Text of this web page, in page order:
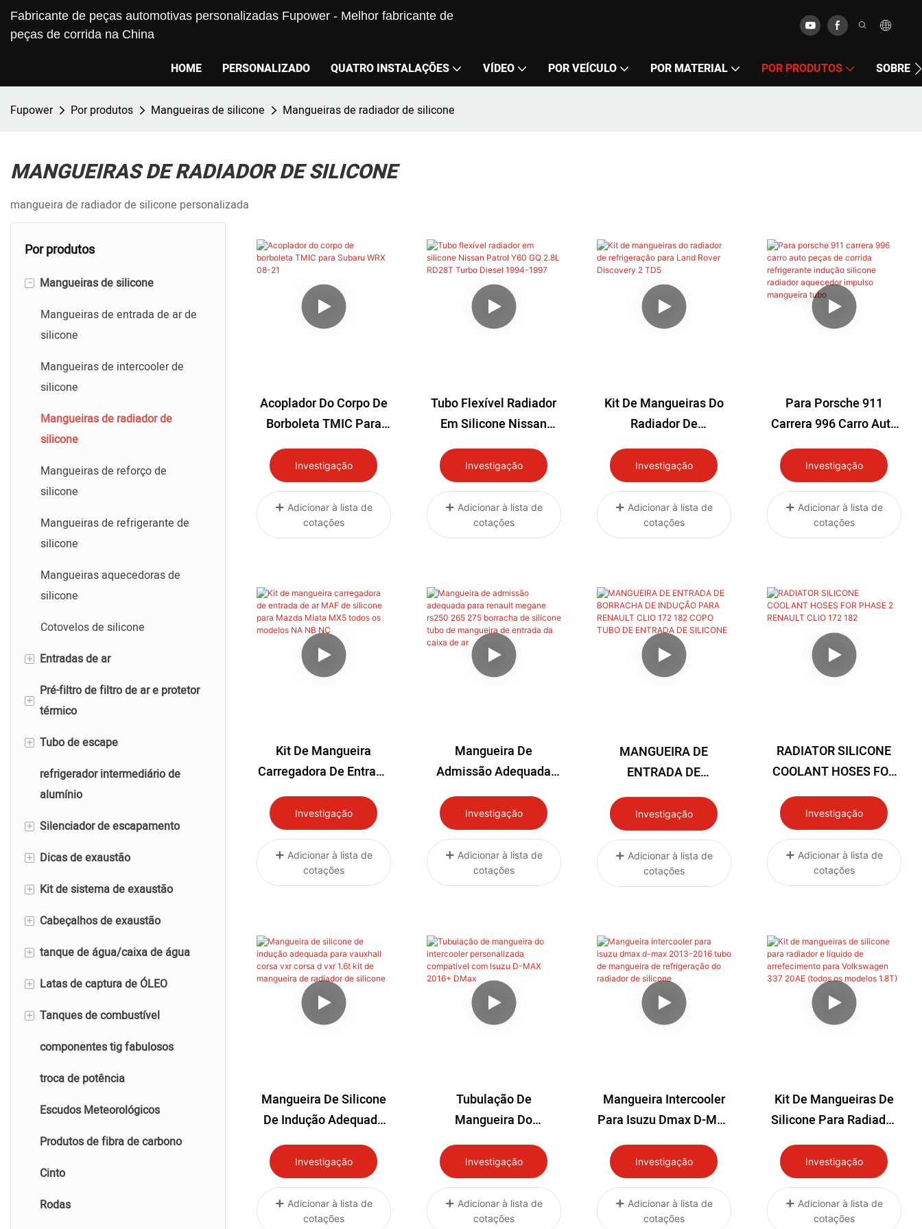
Fabricante de peças automotivas personalizadas Fupower - Melhor fabricante de
peças de corrida na China
HOME PERSONALIZADO QUATRO INSTALAÇÕES VÍDEO POR VEÍCULO POR MATERIAL POR PRODUTOS SOBRE
Fupower Por produtos Mangueiras de silicone Mangueiras de radiador de silicone
MANGUEIRAS DE RADIADOR DE SILICONE
mangueira de radiador de silicone personalizada
Por produtos
-
Mangueiras de silicone
Mangueiras de entrada de ar de
silicone
Mangueiras de intercooler de
silicone
Mangueiras de radiador de
silicone
Mangueiras de reforço de
silicone
Mangueiras de refrigerante de
silicone
Mangueiras aquecedoras de
silicone
Cotovelos de silicone
+ Entradas de ar
Tubo de admissão de titânio
alumínio
entrada de ar de fibra de
carbono
+
Pré-filtro de filtro de ar e protetor
térmico
Filtros de ar de desempenho
Escudo térmico de exaustão
+ Tubo de escape
Tubo de escape de titânio
inoxidável
Tubo de escape de alumínio
refrigerador intermediário de
alumínio
+ Silenciador de escapamento
Silenciador de escape de titânio
Silenciador de exaustão de aço
+ Dicas de exaustão
Pontas de escape de titânio
Pontas de exaustão de aço
Pontas de exaustão de alumínio
+ Kit de sistema de exaustão
Sistema de exaustão de titânio
Sistema de exaustão de aço
+ Cabeçalhos de exaustão
Cabeçalhos de exaustão de
inoxidável
Cabeçalhos de exaustão de
alumínio
+ tanque de água/caixa de água
Tanque de água de alumínio
Caixa d'água de titânio
+ Latas de captura de ÓLEO
Latas de captura de alumínio
Latas de captura de titânio
+ Tanques de combustível
Tanques de combustível de
componentes tig fabulosos
troca de potência
Escudos Meteorológicos
Produtos de fibra de carbono
Cinto
Rodas
Acoplador Do Corpo De
Borboleta TMIC Para
Subaru WRX 08-21
Investigação
Adicionar à lista de
cotações
Tubo Flexível Radiador
Em Silicone Nissan
Patrol Y60 GQ 2.8L
RD28T Turbo Diesel
1994-1997
Investigação
Adicionar à lista de
cotações
Kit De Mangueiras Do
Radiador De
Refrigeração Para Land
Rover Discovery 2 TD5
Investigação
Adicionar à lista de
cotações
Para Porsche 911
Carrera 996 Carro Auto
Peças De Corrida
Refrigerante Indução
Silicone Radiador
Aquecedor Impulso
Mangueira Tubo
Investigação
Adicionar à lista de
cotações
Kit De Mangueira
Carregadora De Entrada
De Ar MAF De Silicone
Para Mazda Miata MX5
Todos Os Modelos NA
NB NC
Investigação
Adicionar à lista de
cotações
Mangueira De
Admissão Adequada
Para Renault Megane
Rs250 265 275 Borracha
De Silicone Tubo De
Mangueira De Entrada
Da Caixa De Ar
Investigação
Adicionar à lista de
cotações
MANGUEIRA DE
ENTRADA DE
BORRACHA DE
INDUÇÃO PARA
RENAULT CLIO 172 182
COPO TUBO DE
ENTRADA DE SILICONE
Investigação
Adicionar à lista de
cotações
RADIATOR SILICONE
COOLANT HOSES FOR
PHASE 2 RENAULT CLIO
172 182
Investigação
Adicionar à lista de
cotações
Mangueira De Silicone
De Indução Adequada
Para Vauxhall Corsa Vxr
Corsa D Vxr 1.6t Kit De
Mangueira De Radiador
De Silicone
Investigação
Adicionar à lista de
cotações
Tubulação De
Mangueira Do
Intercooler
Personalizada
Compatível Com Isuzu
D-MAX 2016+ DMax
Investigação
Adicionar à lista de
cotações
Mangueira Intercooler
Para Isuzu Dmax D-Max
2013-2016 Tubo De
Mangueira De
Refrigeração Do
Radiador De Silicone
Investigação
Adicionar à lista de
cotações
Kit De Mangueiras De
Silicone Para Radiador
E Líquido De
Arrefecimento Para
Volkswagen 337 20AE
(todos Os Modelos
1.8T)
Investigação
Adicionar à lista de
cotações